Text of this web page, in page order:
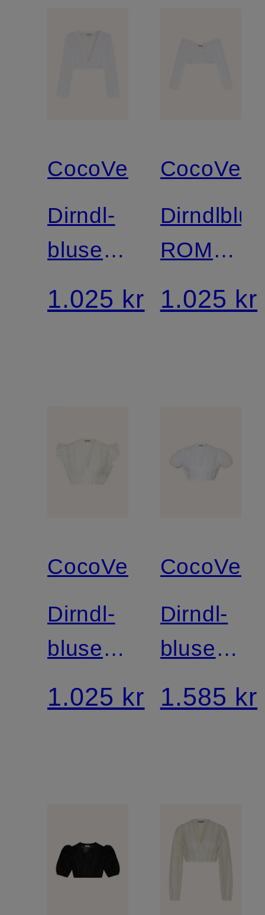
CocoVero
Dirndl-
bluse
LENE i
blonder
1.025 kr
CocoVero
ROMY i
blonder
med
1.025 kr
CocoVero
Dirndl-
bluse
CAROLINE
med
1.025 kr
CocoVero
Dirndl-
bluse
1.585 kr